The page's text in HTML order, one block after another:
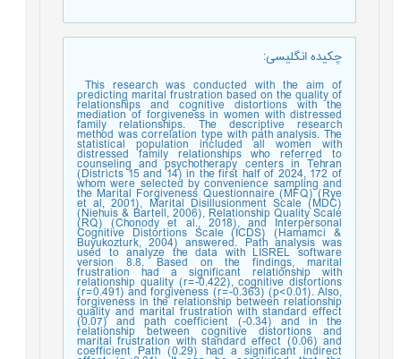
چکیده انگلیسی:
This research was conducted with the aim of
predicting marital frustration based on the quality of
relationships and cognitive distortions with the
mediation of forgiveness in women with distressed
family relationships. The descriptive research
method was correlation type with path analysis. The
statistical population included all women with
distressed family relationships who referred to
counseling and psychotherapy centers in Tehran
(Districts 15 and 14) in the first half of 2024, 172 of
whom were selected by convenience sampling and
the Marital Forgiveness Questionnaire (MFQ) (Rye
et al, 2001), Marital Disillusionment Scale (MDC)
(Niehuis & Bartell, 2006), Relationship Quality Scale
(RQ) (Chonody et al., 2018), and Interpersonal
Cognitive Distortions Scale (ICDS) (Hamamci &
Buyukozturk, 2004) answered. Path analysis was
used to analyze the data with LISREL software
version 8.8. Based on the findings, marital
frustration had a significant relationship with
relationship quality (r=-0.422), cognitive distortions
(r=0.491) and forgiveness (r=-0.363) (p<0.01). Also,
forgiveness in the relationship between relationship
quality and marital frustration with standard effect
(0.07) and path coefficient (-0.34) and in the
relationship between cognitive distortions and
marital frustration with standard effect (0.06) and
coefficient Path (0.29) had a significant indirect